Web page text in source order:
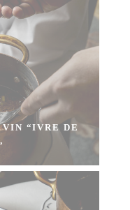
“IVRE DE